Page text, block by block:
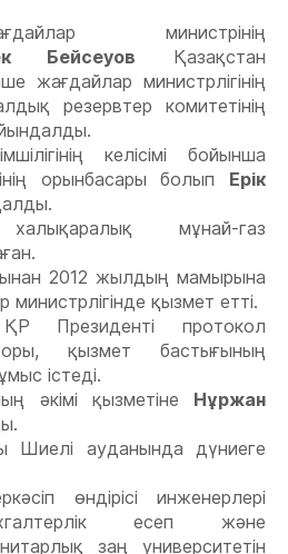
министрінің
Бейсеуов Қазақстан
жағдайлар министрлігінің
резервтер комитетінің
келісімі бойынша
орынбасары болып Ерік
мұнай-газ
2012 жылдың мамырына
министрлігінде қызмет етті.
Президенті протокол
қызмет бастығының
істеді.
әкімі қызметіне Нұржан
Шиелі ауданында дүниеге
өндірісі инженерлері
есеп және
заң университетін